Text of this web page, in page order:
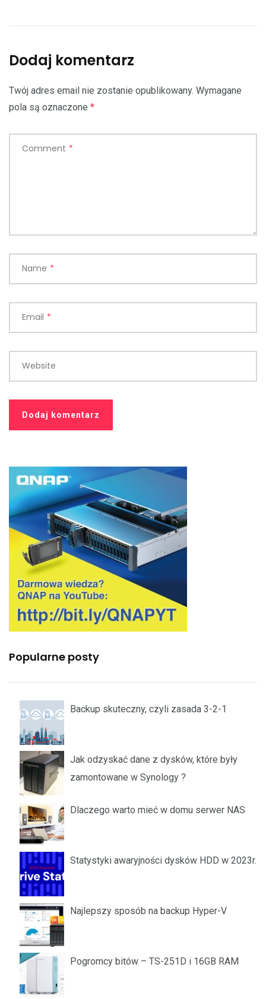
Dodaj komentarz
Twój adres email nie zostanie opublikowany. Wymagane
pola są oznaczone *
Comment *
Name *
Email *
Website
Popularne posty
Backup skuteczny, czyli zasada 3-2-1
Jak odzyskać dane z dysków, które były
zamontowane w Synology ?
Dlaczego warto mieć w domu serwer NAS
Statystyki awaryjności dysków HDD w 2023r.
Najlepszy sposób na backup Hyper-V
Pogromcy bitów – TS-251D i 16GB RAM